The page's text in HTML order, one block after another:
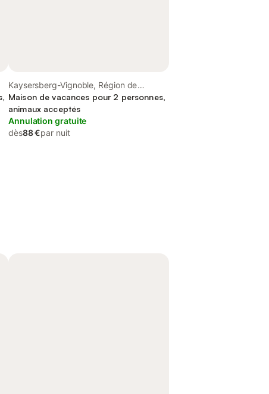
Kaysersberg-Vignoble, Région de
Ribeauvillé
Maison de vacances pour 2 personnes,
animaux acceptés
Annulation gratuite
dès88 €par nuit